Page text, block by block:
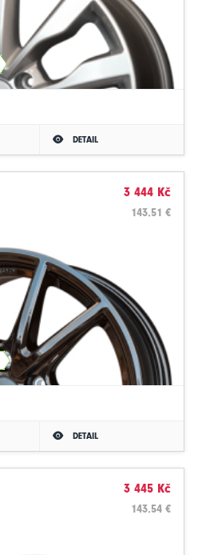
DETAIL
3 444 Kč
143.51 €
DETAIL
3 445 Kč
143.54 €